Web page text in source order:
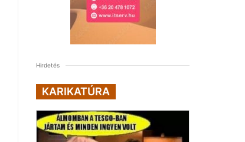
Hirdetés
KARIKATÚRA